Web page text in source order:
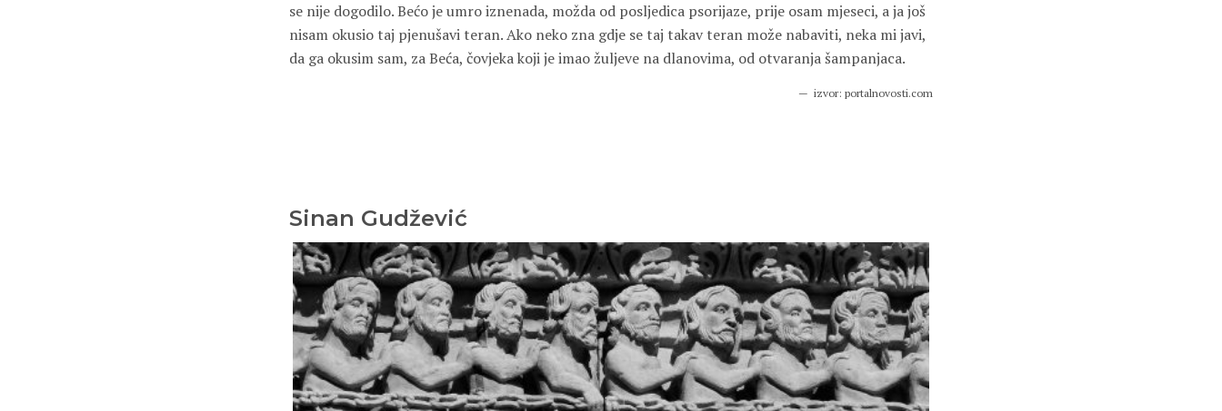
se nije dogodilo. Bećo je umro iznenada, možda od posljedica psorijaze, prije osam mjeseci, a ja još
nisam okusio taj pjenušavi teran. Ako neko zna gdje se taj takav teran može nabaviti, neka mi javi,
da ga okusim sam, za Beća, čovjeka koji je imao žuljeve na dlanovima, od otvaranja šampanjaca.
izvor: portalnovosti.com
Sinan Gudžević